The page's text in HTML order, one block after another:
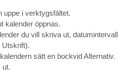
uppe i verktygsfältet.
kalender öppnas.
du vill skriva ut, datumintervall
sätt en bockvid Alternativ.
ut.